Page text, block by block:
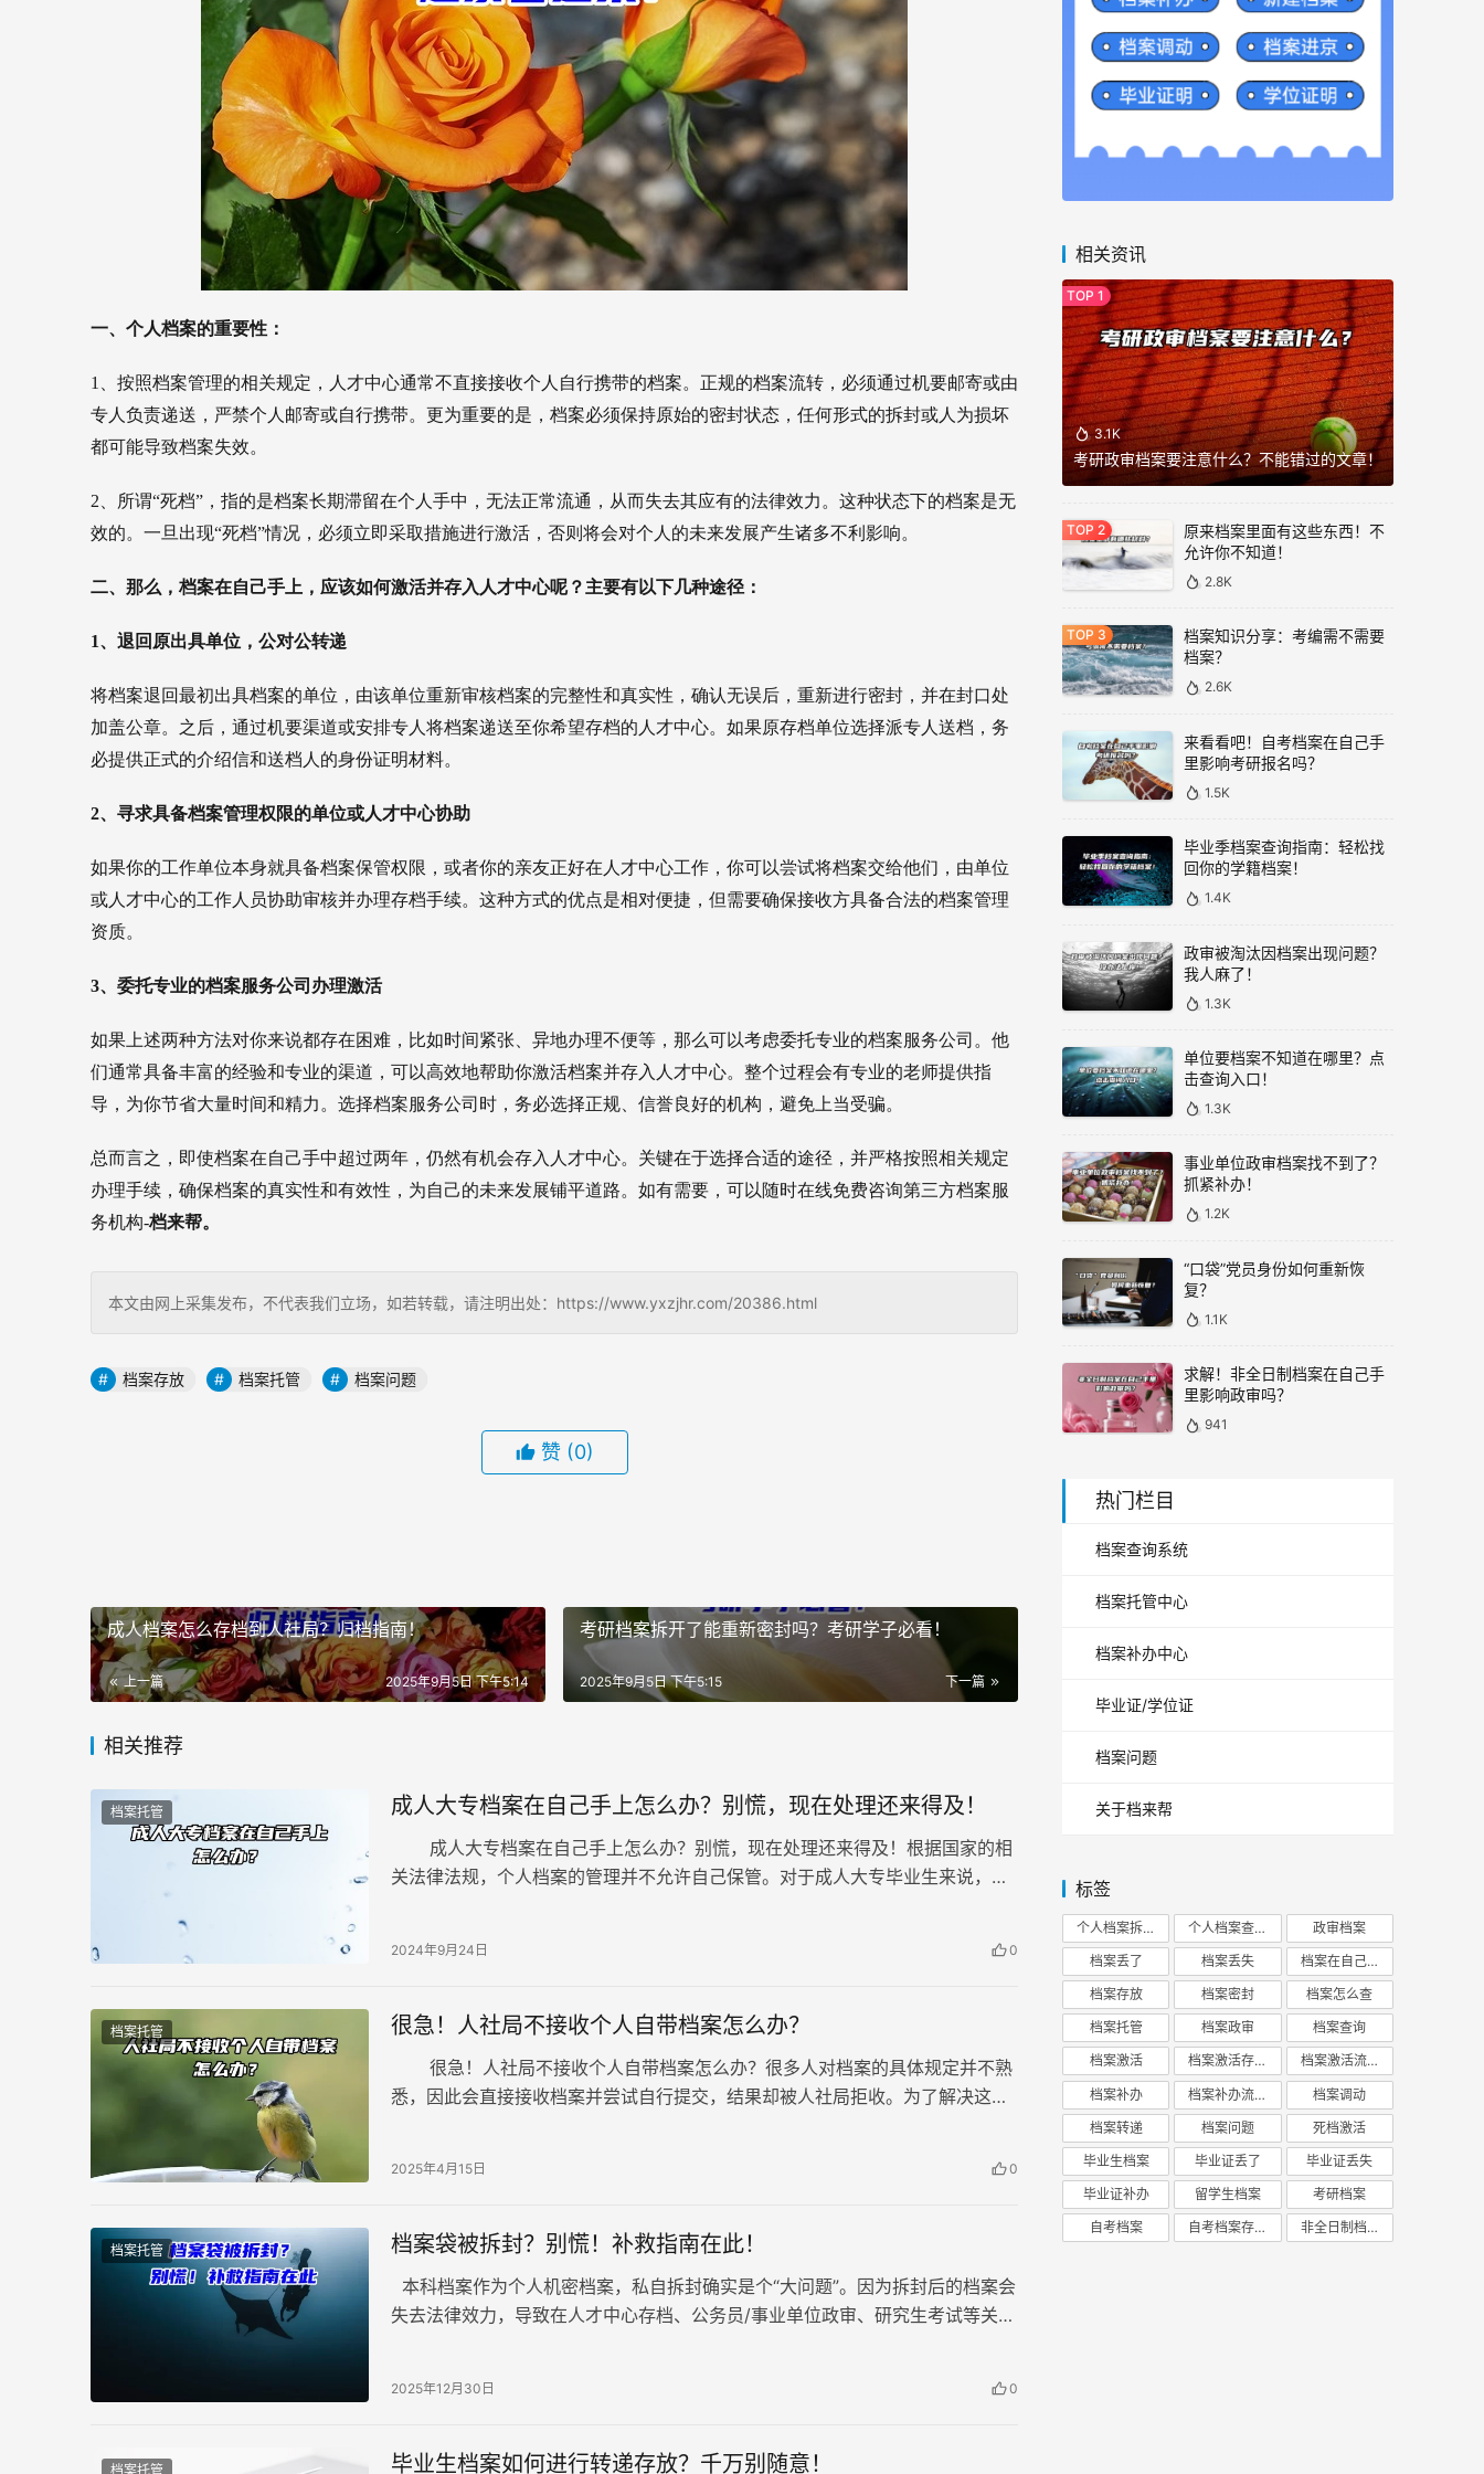
一、个人档案的重要性：
1、按照档案管理的相关规定，人才中心通常不直接接收个人自行携带的档案。正规的档案流转，必须通过机要邮寄或由
专人负责递送，严禁个人邮寄或自行携带。更为重要的是，档案必须保持原始的密封状态，任何形式的拆封或人为损坏
都可能导致档案失效。
2、所谓“死档”，指的是档案长期滞留在个人手中，无法正常流通，从而失去其应有的法律效力。这种状态下的档案是无
效的。一旦出现“死档”情况，必须立即采取措施进行激活，否则将会对个人的未来发展产生诸多不利影响。
二、那么，档案在自己手上，应该如何激活并存入人才中心呢？主要有以下几种途径：
1、退回原出具单位，公对公转递
将档案退回最初出具档案的单位，由该单位重新审核档案的完整性和真实性，确认无误后，重新进行密封，并在封口处
加盖公章。之后，通过机要渠道或安排专人将档案递送至你希望存档的人才中心。如果原存档单位选择派专人送档，务
必提供正式的介绍信和送档人的身份证明材料。
2、寻求具备档案管理权限的单位或人才中心协助
如果你的工作单位本身就具备档案保管权限，或者你的亲友正好在人才中心工作，你可以尝试将档案交给他们，由单位
或人才中心的工作人员协助审核并办理存档手续。这种方式的优点是相对便捷，但需要确保接收方具备合法的档案管理
资质。
3、委托专业的档案服务公司办理激活
如果上述两种方法对你来说都存在困难，比如时间紧张、异地办理不便等，那么可以考虑委托专业的档案服务公司。他
们通常具备丰富的经验和专业的渠道，可以高效地帮助你激活档案并存入人才中心。整个过程会有专业的老师提供指
导，为你节省大量时间和精力。选择档案服务公司时，务必选择正规、信誉良好的机构，避免上当受骗。
总而言之，即使档案在自己手中超过两年，仍然有机会存入人才中心。关键在于选择合适的途径，并严格按照相关规定
办理手续，确保档案的真实性和有效性，为自己的未来发展铺平道路。如有需要，可以随时在线免费咨询第三方档案服
务机构-档来帮。
本文由网上采集发布，不代表我们立场，如若转载，请注明出处：https://www.yxzjhr.com/20386.html
档案存放 档案托管 档案问题
赞 (0)
成人档案怎么存档到人社局？归档指南！
上一篇 2025年9月5日 下午5:14
考研档案拆开了能重新密封吗？考研学子必看！
下一篇
2025年9月5日 下午5:15
相关推荐
档案托管 成人大专档案在自己手上怎么办？别慌，现在处理还来得及！
成人大专档案在自己手上怎么办？别慌，现在处理还来得及！根据国家的相
关法律法规，个人档案的管理并不允许自己保管。对于成人大专毕业生来说，毕
2024年9月24日 0
档案托管 很急！人社局不接收个人自带档案怎么办？
很急！人社局不接收个人自带档案怎么办？很多人对档案的具体规定并不熟
悉，因此会直接接收档案并尝试自行提交，结果却被人社局拒收。为了解决这一
2025年4月15日 0
档案托管 档案袋被拆封？别慌！补救指南在此！
本科档案作为个人机密档案，私自拆封确实是个“大问题”。因为拆封后的档案会
失去法律效力，导致在人才中心存档、公务员/事业单位政审、研究生考试等关键
2025年12月30日 0
档案托管 毕业生档案如何进行转递存放？千万别随意！
相关资讯
3.1K
考研政审档案要注意什么？不能错过的文章！
原来档案里面有这些东西！不
允许你不知道！
2.8K
档案知识分享：考编需不需要
档案？
2.6K
来看看吧！自考档案在自己手
里影响考研报名吗？
1.5K
毕业季档案查询指南：轻松找
回你的学籍档案！
1.4K
政审被淘汰因档案出现问题？
我人麻了！
1.3K
单位要档案不知道在哪里？点
击查询入口！
1.3K
事业单位政审档案找不到了？
抓紧补办！
1.2K
“口袋”党员身份如何重新恢
复？
1.1K
求解！非全日制档案在自己手
里影响政审吗？
941
热门栏目
档案查询系统
档案托管中心
档案补办中心
毕业证/学位证
档案问题
关于档来帮
标签
个人档案拆开 个人档案查询 政审档案
档案丢了 档案丢失 档案在自己手里
档案存放 档案密封 档案怎么查
档案托管 档案政审 档案查询
档案激活 档案激活存放 档案激活流程
档案补办 档案补办流程 档案调动
档案转递 档案问题 死档激活
毕业生档案 毕业证丢了 毕业证丢失
毕业证补办 留学生档案 考研档案
自考档案 自考档案存放 非全日制档案